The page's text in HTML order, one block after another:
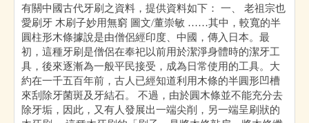
有關中國古代牙刷之資料，提供資料如下： 一、 老祖宗也
愛刷牙 木刷子妙用無窮 圖文/董崇敏 ……其中，較寬的半
圓柱形木條據說是由僧侶經印度、中國，傳入日本。最
初，這種牙刷是僧侶在奉祀以前用於潔淨身體時的潔牙工
具，後來逐漸為一般平民接受，成為日常使用的工具。大
約在一千五百年前，古人已經知道利用木條的半圓形凹槽
來刮除牙菌斑及牙結石。 不過，由於圓木條並不能充分去
除牙垢，因此，又有人發展出一端尖削，另一端呈刷狀的